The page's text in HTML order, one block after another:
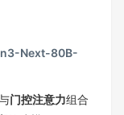
Next-80B-
门控注意力组合